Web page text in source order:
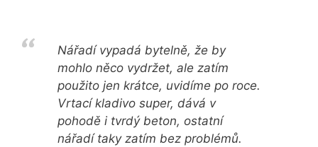
Nářadí vypadá bytelně, že by
mohlo něco vydržet, ale zatím
použito jen krátce, uvidíme po roce.
Vrtací kladivo super, dává v
pohodě i tvrdý beton, ostatní
nářadí taky zatím bez problémů.